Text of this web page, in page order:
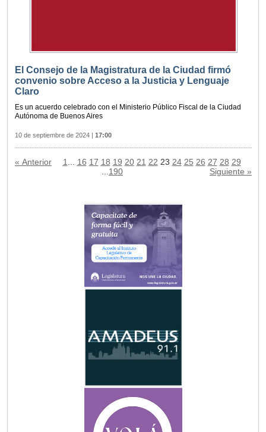
El Consejo de la Magistratura de la Ciudad firmó
convenio sobre Acceso a la Justicia y Lenguaje
Claro
Es un acuerdo celebrado con el Ministerio Público Fiscal de la Ciudad
Autónoma de Buenos Aires
10 de septiembre de 2024 17:00
« Anterior 1... 16 17 18 19 20 21 22 23 24 25 26 27 28 29
...190 Siguiente »